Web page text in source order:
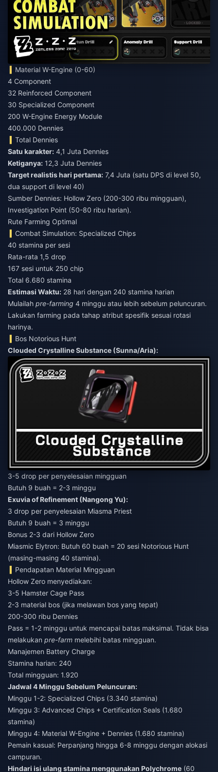
Material W-Engine (0-60)
4 Component
32 Reinforced Component
30 Specialized Component
200 W-Engine Energy Module
400.000 Dennies
Total Dennies
Satu karakter:
Ketiganya:
Target realistis hari pertama: 7,4 Juta (satu DPS di level 50,
dua support di level 40)
Sumber Dennies: Hollow Zero (200-300 ribu mingguan),
Investigation Point (50-80 ribu harian).
Rute Farming Optimal
Combat Simulation: Specialized Chips
40 stamina per sesi
Rata-rata 1,5 drop
167 sesi untuk 250 chip
Total 6.680 stamina
Estimasi Waktu: 28 hari dengan 240 stamina harian
Mulailah pre-farming 4 minggu atau lebih sebelum peluncuran.
Lakukan farming pada tahap atribut spesifik sesuai rotasi
harinya.
Bos Notorious Hunt
Clouded Crystalline Substance (Sunna/Aria):
3-5 drop per penyelesaian mingguan
Butuh 9 buah = 2-3 minggu
Exuvia of Refinement (Nangong Yu):
3 drop per penyelesaian Miasma Priest
Butuh 9 buah = 3 minggu
Bonus 2-3 dari Hollow Zero
Miasmic Elytron: Butuh 60 buah = 20 sesi Notorious Hunt
(masing-masing 40 stamina).
Pendapatan Material Mingguan
Hollow Zero menyediakan:
3-5 Hamster Cage Pass
2-3 material bos (jika melawan bos yang tepat)
200-300 ribu Dennies
Pass = 1-2 minggu untuk mencapai batas maksimal. Tidak bisa
melakukan pre-farm melebihi batas mingguan.
Manajemen Battery Charge
Stamina harian: 240
Total mingguan: 1.920
Jadwal 4 Minggu Sebelum Peluncuran:
Minggu 1-2: Specialized Chips (3.340 stamina)
Minggu 3: Advanced Chips + Certification Seals (1.680
stamina)
Minggu 4: Material W-Engine + Dennies (1.680 stamina)
Pemain kasual: Perpanjang hingga 6-8 minggu dengan alokasi
campuran.
Hindari isi ulang stamina menggunakan Polychrome (60